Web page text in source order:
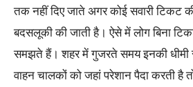
तक नहीं दिए जाते अगर कोई सवारी टिकट
बदसलूकी की जाती है। ऐसे में लोग बिना
समझते हैं। शहर में गुजरते समय इनकी धीमी
वाहन चालकों को जहां परेशान पैदा करती है